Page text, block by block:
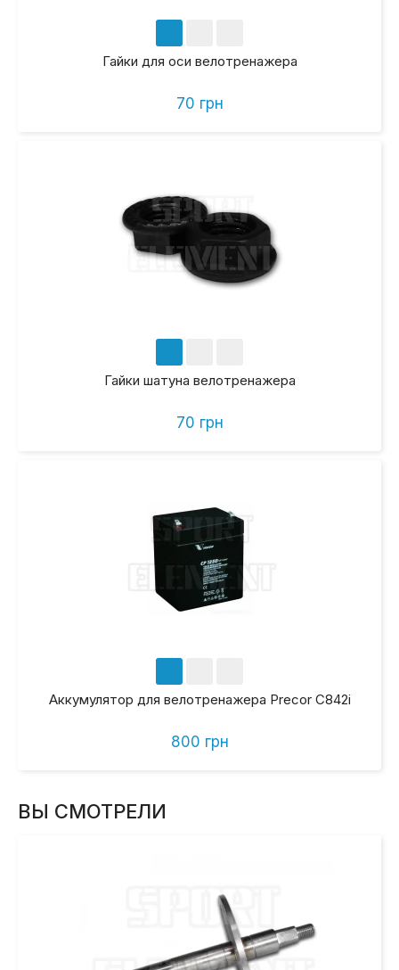
Гайки для оси велотренажера
70 грн
Гайки шатуна велотренажера
70 грн
Аккумулятор для велотренажера Precor C842i
800 грн
ВЫ СМОТРЕЛИ